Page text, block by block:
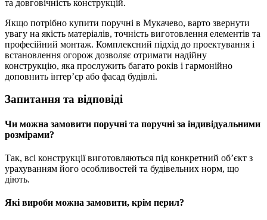
та довговічність конструкцій.
Якщо потрібно купити поручні в Мукачево, варто звернути
увагу на якість матеріалів, точність виготовлення елементів та
професійний монтаж. Комплексний підхід до проектування і
встановлення огорож дозволяє отримати надійну
конструкцію, яка прослужить багато років і гармонійно
доповнить інтер’єр або фасад будівлі.
Запитання та відповіді
Чи можна замовити поручні та поручні за індивідуальними
розмірами?
Так, всі конструкції виготовляються під конкретний об’єкт з
урахуванням його особливостей та будівельних норм, що
діють.
Які вироби можна замовити, крім перил?